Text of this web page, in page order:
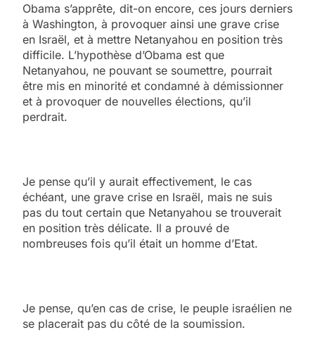
Obama s’apprête, dit-on encore, ces jours derniers
à Washington, à provoquer ainsi une grave crise
en Israël, et à mettre Netanyahou en position très
difficile. L’hypothèse d’Obama est que
Netanyahou, ne pouvant se soumettre, pourrait
être mis en minorité et condamné à démissionner
et à provoquer de nouvelles élections, qu’il
perdrait.
Je pense qu’il y aurait effectivement, le cas
échéant, une grave crise en Israël, mais ne suis
pas du tout certain que Netanyahou se trouverait
en position très délicate. Il a prouvé de
nombreuses fois qu’il était un homme d’Etat.
Je pense, qu’en cas de crise, le peuple israélien ne
se placerait pas du côté de la soumission.